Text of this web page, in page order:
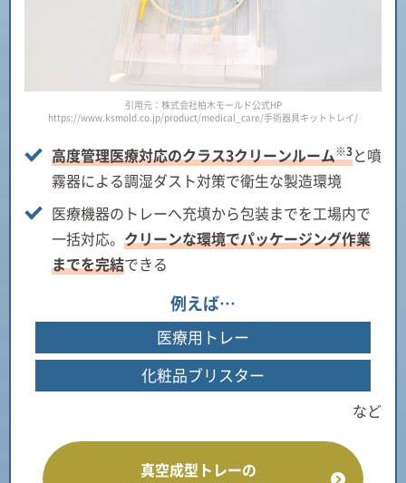
引用元：株式会社柏木モールド公式HP
https://www.ksmold.co.jp/product/medical_care/手術器具キットトレイ/
高度管理医療対応のクラス3クリーンルーム※3と噴
霧器による調湿ダスト対策で衛生な製造環境
医療機器のトレーへ充填から包装までを工場内で
一括対応。 クリーンな環境でパッケージング作業
までを完結できる
例えば…
医療用トレー
化粧品ブリスター
など
真空成型トレーの